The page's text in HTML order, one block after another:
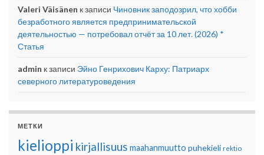
Valeri Väisänen к записи Чиновник заподозрил, что хобби
безработного является предпринимательской
деятельностью — потребовал отчёт за 10 лет. (2026) *
Статья
admin к записи Эйно Генрихович Карху: Патриарх
северного литературоведения
МЕТКИ
kielioppi kirjallisuus maahanmuutto puhekieli rektio